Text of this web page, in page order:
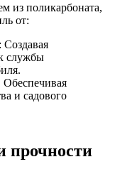
из поликарбоната,
от:
Создавая
службы
и садового
прочности